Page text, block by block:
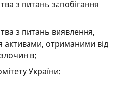
з питань запобігання
з питань виявлення,
активами, отриманими від
України;